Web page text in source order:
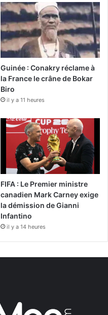
Guinée : Conakry réclame à
la France le crâne de Bokar
Biro
il y a 11 heures
FIFA : Le Premier ministre
canadien Mark Carney exige
la démission de Gianni
Infantino
il y a 14 heures